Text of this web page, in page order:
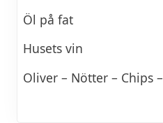
Öl på fat
Husets vin
Oliver – Nötter – Chips